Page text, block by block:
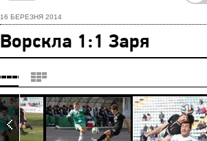
16 БЕРЕЗНЯ 2014
Ворскла 1:1 Заря